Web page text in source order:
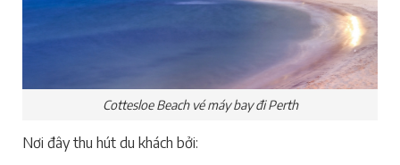
Cottesloe Beach vé máy bay đi Perth
Nơi đây thu hút du khách bởi: